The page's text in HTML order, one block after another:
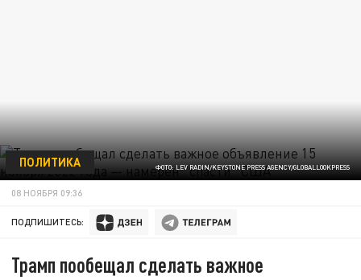
ФОТО: LEV RADIN/KEYSTONE PRESS AGENCY/GLOBALLOOKPRESS
ПОЛИТИКА
08 НОЯБРЯ 09:36
ПОДПИШИТЕСЬ:
Трамп пообещал сделать важное